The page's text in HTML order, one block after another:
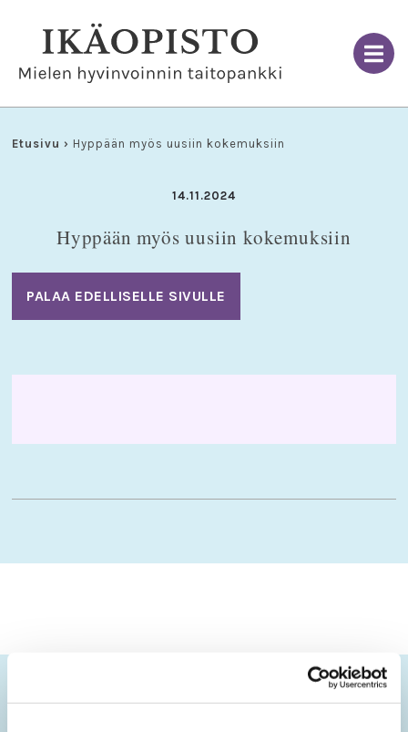
Etusivu › Hyppään myös uusiin kokemuksiin
14.11.2024
Hyppään myös uusiin kokemuksiin
PALAA EDELLISELLE SIVULLE
Ikäopisto-uutiset